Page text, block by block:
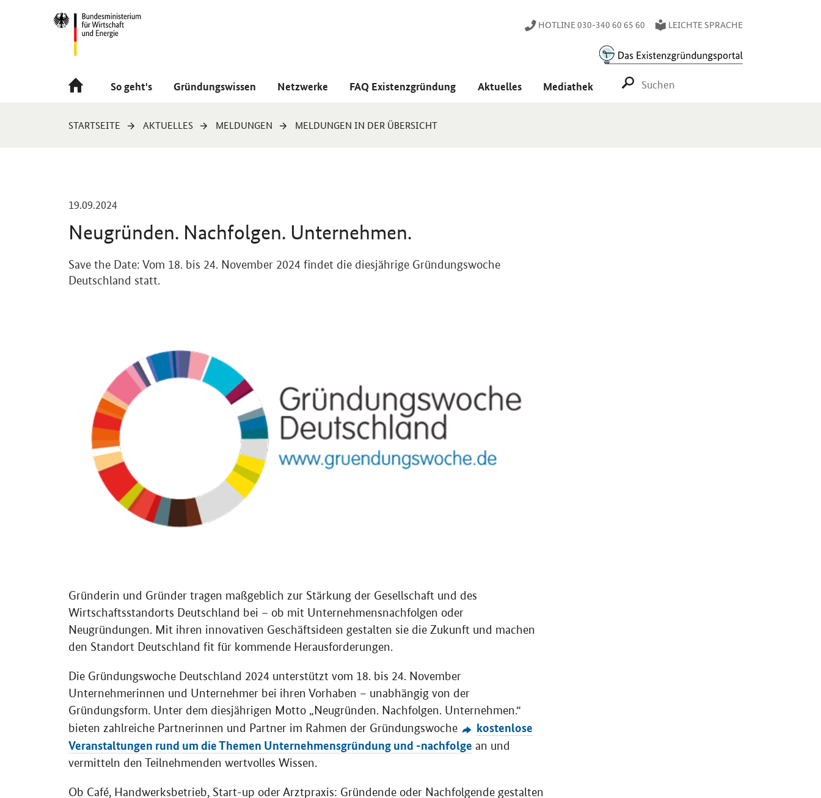
Navigation
Hauptmenü HOTLINE 030-340 60 65 60 LEICHTE SPRACHE
So geht's Gründungswissen Netzwerke FAQ Existenzgründung Aktuelles Mediathek SUCHE STARTEN
Sie
STARTSEITE AKTUELLES MELDUNGEN MELDUNGEN IN DER ÜBERSICHT
19.09.2024
Neugründen. Nachfolgen. Unternehmen.
Einleitung
Save the Date: Vom 18. bis 24. November 2024 findet die diesjährige Gründungswoche
Deutschland statt.
Gründerin und Gründer tragen maßgeblich zur Stärkung der Gesellschaft und des
Wirtschaftsstandorts Deutschland bei – ob mit Unternehmensnachfolgen oder
Neugründungen. Mit ihren innovativen Geschäftsideen gestalten sie die Zukunft und machen
den Standort Deutschland fit für kommende Herausforderungen.
Die Gründungswoche Deutschland 2024 unterstützt vom 18. bis 24. November
Unternehmerinnen und Unternehmer bei ihren Vorhaben – unabhängig von der
Gründungsform. Unter dem diesjährigen Motto „Neugründen. Nachfolgen. Unternehmen.“
bieten zahlreiche Partnerinnen und Partner im Rahmen der Gründungswoche
kostenlose
Veranstaltungen rund um die Themen Unternehmensgründung und -nachfolge an und
vermitteln den Teilnehmenden wertvolles Wissen.
Ob Café, Handwerksbetrieb, Start-up oder Arztpraxis: Gründende oder Nachfolgende gestalten